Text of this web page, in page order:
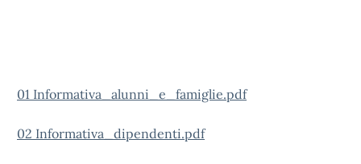
01 Informativa_alunni_e_famiglie.pdf
02 Informativa_dipendenti.pdf